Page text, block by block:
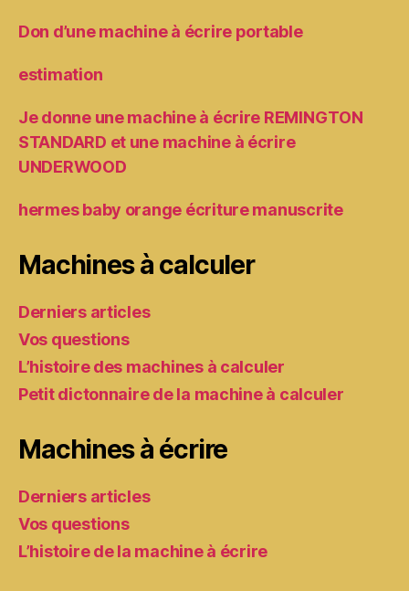
Don d’une machine à écrire portable
estimation
Je donne une machine à écrire REMINGTON
STANDARD et une machine à écrire
UNDERWOOD
hermes baby orange écriture manuscrite
Machines à calculer
Derniers articles
Vos questions
L’histoire des machines à calculer
Petit dictonnaire de la machine à calculer
Machines à écrire
Derniers articles
Vos questions
L’histoire de la machine à écrire